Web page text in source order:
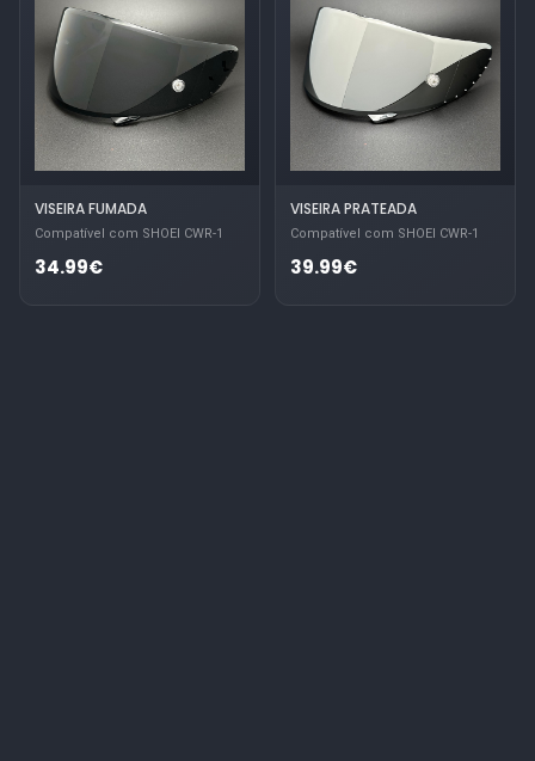
VISEIRA FUMADA
Compatível com SHOEI CWR-1
34.99€
VISEIRA PRATEADA
Compatível com SHOEI CWR-1
39.99€